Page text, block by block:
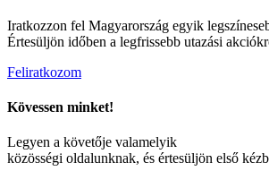
Iratkozzon fel Magyarország egyik
Értesüljön időben a legfrissebb utazási
Feliratkozom
Kövessen minket!
Legyen a követője valamelyik
közösségi oldalunknak, és értesüljön első